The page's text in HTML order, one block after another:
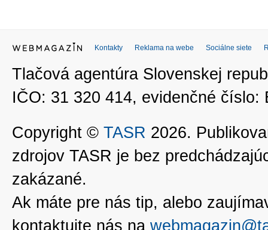
Kontakty Reklama na webe Sociálne siete
Tlačová agentúra Slovenskej
IČO: 31 320 414, evidenčné číslo:
Copyright © TASR 2026.
zdrojov TASR je bez
zakázané.
Ak máte pre nás tip, alebo
kontaktujte nás na